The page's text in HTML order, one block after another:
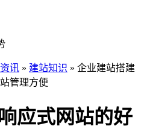
讯 » 建站知识 » 企业建站搭建
管理方便
应式网站的好